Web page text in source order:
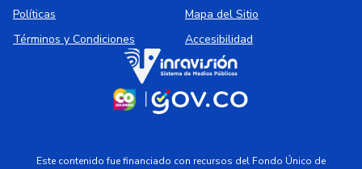
Políticas
Mapa del Sitio
Términos y Condiciones
Accesibilidad
Este contenido fue financiado con recursos del Fondo Único de